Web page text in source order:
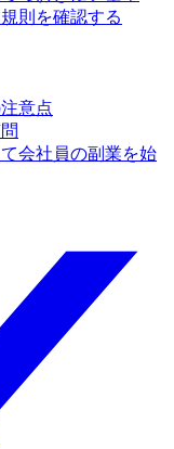
則を確認する
意点
会社員の副業を始